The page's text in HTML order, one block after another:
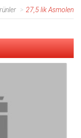
27,5 lik Asmolen